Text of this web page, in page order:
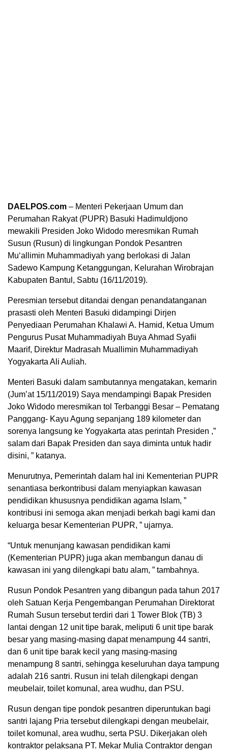
DAELPOS.com – Menteri Pekerjaan Umum dan
Perumahan Rakyat (PUPR) Basuki Hadimuldjono
mewakili Presiden Joko Widodo meresmikan Rumah
Susun (Rusun) di lingkungan Pondok Pesantren
Mu‘allimin Muhammadiyah yang berlokasi di Jalan
Sadewo Kampung Ketanggungan, Kelurahan Wirobrajan
Kabupaten Bantul, Sabtu (16/11/2019).
Peresmian tersebut ditandai dengan penandatanganan
prasasti oleh Menteri Basuki didampingi Dirjen
Penyediaan Perumahan Khalawi A. Hamid, Ketua Umum
Pengurus Pusat Muhammadiyah Buya Ahmad Syafii
Maarif, Direktur Madrasah Muallimin Muhammadiyah
Yogyakarta Ali Auliah.
Menteri Basuki dalam sambutannya mengatakan, kemarin
(Jum’at 15/11/2019) Saya mendampingi Bapak Presiden
Joko Widodo meresmikan tol Terbanggi Besar – Pematang
Panggang- Kayu Agung sepanjang 189 kilometer dan
sorenya langsung ke Yogyakarta atas perintah Presiden ,”
salam dari Bapak Presiden dan saya diminta untuk hadir
disini, ” katanya.
Menurutnya, Pemerintah dalam hal ini Kementerian PUPR
senantiasa berkontribusi dalam menyiapkan kawasan
pendidikan khususnya pendidikan agama Islam, ”
kontribusi ini semoga akan menjadi berkah bagi kami dan
keluarga besar Kementerian PUPR, ” ujarnya.
“Untuk menunjang kawasan pendidikan kami
(Kementerian PUPR) juga akan membangun danau di
kawasan ini yang dilengkapi batu alam, ” tambahnya.
Rusun Pondok Pesantren yang dibangun pada tahun 2017
oleh Satuan Kerja Pengembangan Perumahan Direktorat
Rumah Susun tersebut terdiri dari 1 Tower Blok (TB) 3
lantai dengan 12 unit tipe barak, meliputi 6 unit tipe barak
besar yang masing-masing dapat menampung 44 santri,
dan 6 unit tipe barak kecil yang masing-masing
menampung 8 santri, sehingga keseluruhan daya tampung
adalah 216 santri. Rusun ini telah dilengkapi dengan
meubelair, toilet komunal, area wudhu, dan PSU.
Rusun dengan tipe pondok pesantren diperuntukan bagi
santri lajang Pria tersebut dilengkapi dengan meubelair,
toilet komunal, area wudhu, serta PSU. Dikerjakan oleh
kontraktor pelaksana PT. Mekar Mulia Contraktor dengan